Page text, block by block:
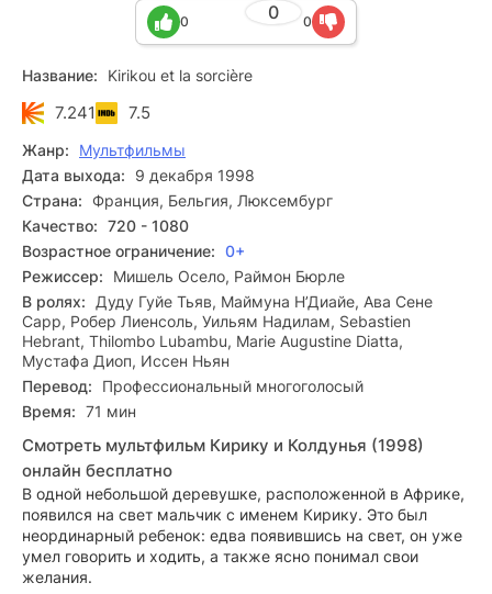
0
0 0
Название: Kirikou et la sorcière
7.241 7.5
Жанр:
Мультфильмы
Дата выхода:
9 декабря 1998
Страна:
Франция, Бельгия, Люксембург
Качество: 720 - 1080
Возрастное ограничение: 0+
Режиссер:
Мишель Осело, Раймон Бюрле
В ролях:
Дуду Гуйе Тьяв, Маймуна Н’Диайе, Ава Сене
Сарр, Робер Лиенсоль, Уильям Надилам, Sebastien
Hebrant, Thilombo Lubambu, Marie Augustine Diatta,
Мустафа Диоп, Иссен Ньян
Перевод:
Профессиональный многоголосый
Время: 71 мин
Смотреть мультфильм Кирику и Колдунья (1998)
онлайн бесплатно
В одной небольшой деревушке, расположенной в Африке,
появился на свет мальчик с именем Кирику. Это был
неординарный ребенок: едва появившись на свет, он уже
умел говорить и ходить, а также ясно понимал свои
желания.